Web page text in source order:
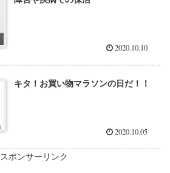
2020.10.10
キタ！お買い物マラソンの日だ！！
2020.10.05
スポンサーリンク